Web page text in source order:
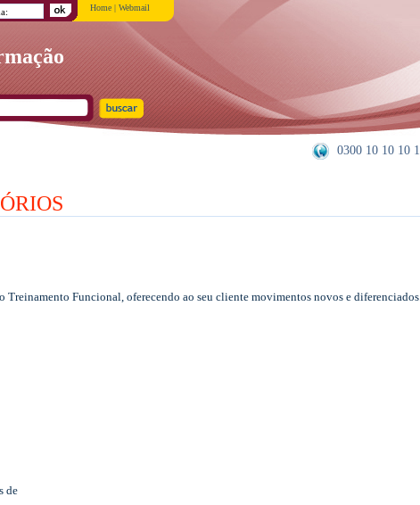
Home | Webmail
0300 10 10 10 1
Treinamento Funcional, oferecendo ao seu cliente movimentos novos e diferenciados.
de